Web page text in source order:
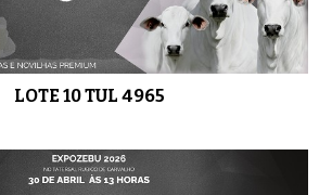
LOTE 10 TUL 4965